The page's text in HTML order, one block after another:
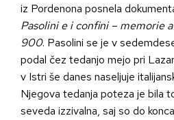
iz Pordenona posnela
Pasolini e i confini – memorie
900. Pasolini se je v
podal čez tedanjo mejo pri
v Istri še danes naseljuje
Njegova tedanja poteza je bila
seveda izzivalna, saj so do